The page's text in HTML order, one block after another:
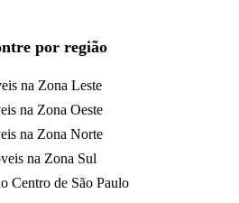
por região
na Zona Leste
na Zona Oeste
na Zona Norte
na Zona Sul
Centro de São Paulo